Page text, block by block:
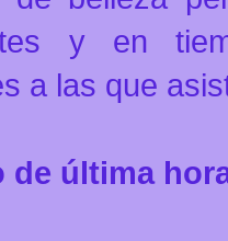
y en
a las que
de última